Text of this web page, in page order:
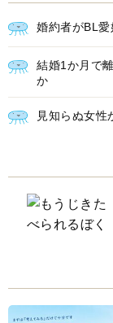
婚約者がBL愛
結婚1か月で
か
見知らぬ女